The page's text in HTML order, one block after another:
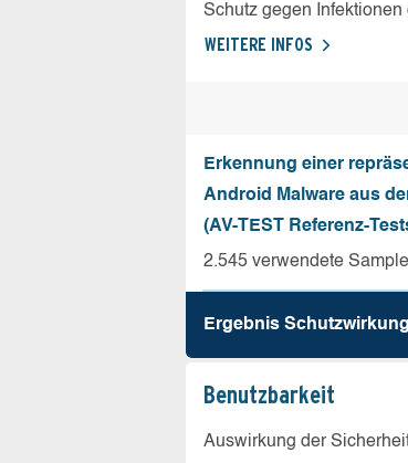
Schutz gegen
WEITERE INFOS
Erkennung einer
Android Malware aus
(AV-TEST Referenz-
2.545 verwendete
Ergebnis Schutz­wirkung
Benutz­barkeit
Auswirkung der